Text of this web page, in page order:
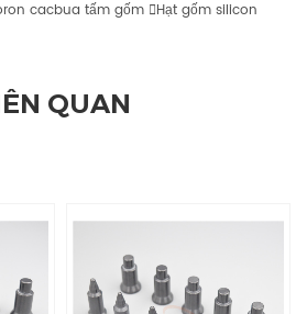
cacbua tấm gốm Hạt gốm silicon
QUAN